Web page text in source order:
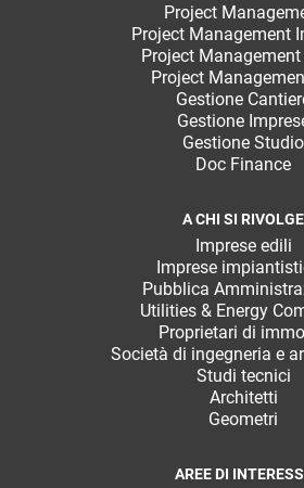
Project
Project Management
Project
Project
Gestione
Gestione
Gestione Studio
Doc Finance
A CHI SI RIVOLGE
Imprese edili
Imprese
Pubblica
Utilities & Energy
Proprietari di
Società di ingegneria e
Studi tecnici
Architetti
Geometri
AREE DI